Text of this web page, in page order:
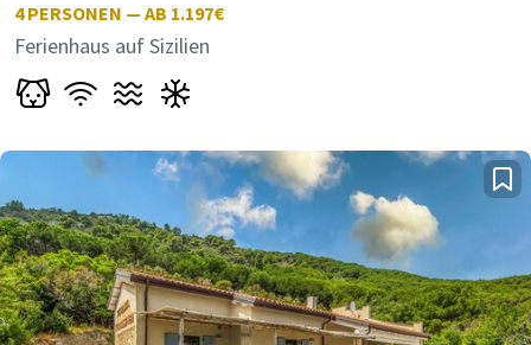
4PERSONEN — AB 1.197€
Ferienhaus auf Sizilien